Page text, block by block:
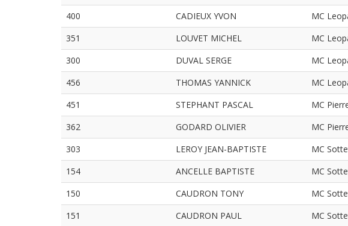
400
CADIEUX YVON MC
351
LOUVET MICHEL MC
300
DUVAL SERGE MC
456
THOMAS YANNICK MC
451
STEPHANT PASCAL MC
362
GODARD OLIVIER MC
303
LEROY JEAN-BAPTISTE MC
154
ANCELLE BAPTISTE MC
150
CAUDRON TONY MC
151
CAUDRON PAUL MC